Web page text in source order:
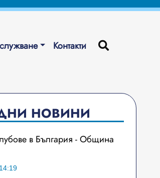
Контакти
НОВИНИ
в България - Община